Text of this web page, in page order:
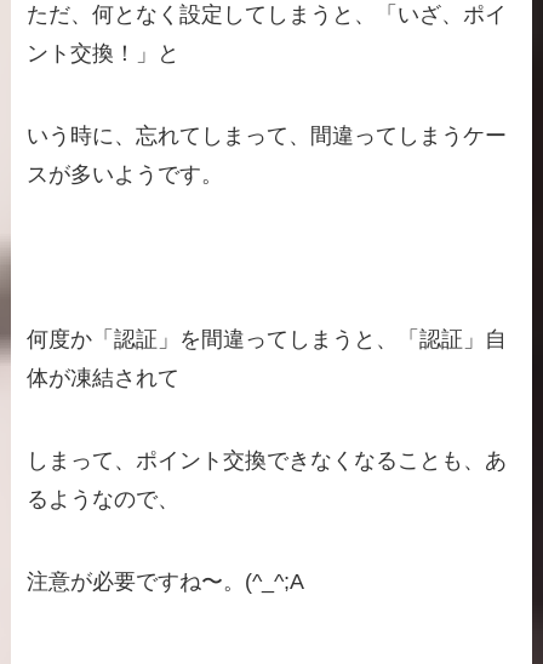
ただ、何となく設定してしまうと、「いざ、ポイ
ント交換！」と
いう時に、忘れてしまって、間違ってしまうケー
スが多いようです。
何度か「認証」を間違ってしまうと、「認証」自
体が凍結されて
しまって、ポイント交換できなくなることも、あ
るようなので、
注意が必要ですね〜。(^_^;A